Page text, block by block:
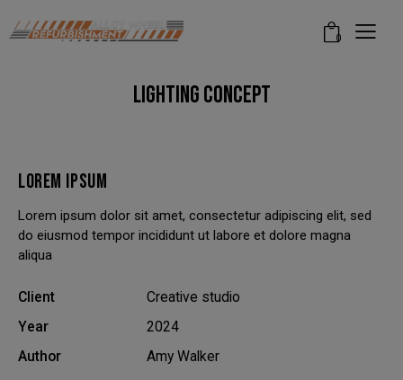
0
LIGHTING CONCEPT
LOREM IPSUM
Lorem ipsum dolor sit amet, consectetur adipiscing elit, sed
do eiusmod tempor incididunt ut labore et dolore magna
aliqua
Client
Creative studio
Year
2024
Author
Amy Walker